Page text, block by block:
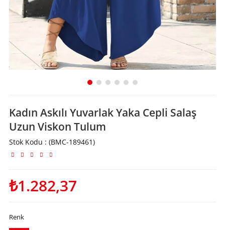
Kadın Askılı Yuvarlak Yaka Cepli Salaş
Uzun Viskon Tulum
Stok Kodu (BMC-189461)
₺1.282,37
Renk